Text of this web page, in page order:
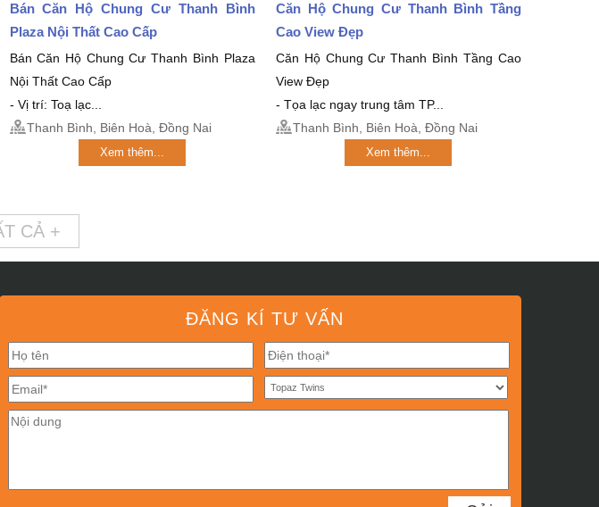
Bán Căn Hộ Chung Cư Thanh Bình
Plaza Nội Thất Cao Cấp
Bán Căn Hộ Chung Cư Thanh Bình Plaza
Nội Thất Cao Cấp
- Vị trí: Toạ lạc...
Thanh Bình, Biên Hoà, Đồng Nai
Xem thêm...
Căn Hộ Chung Cư Thanh Bình Tầng
Cao View Đẹp
Căn Hộ Chung Cư Thanh Bình Tầng Cao
View Đẹp
- Tọa lạc ngay trung tâm TP...
Thanh Bình, Biên Hoà, Đồng Nai
Xem thêm...
CẢ +
ĐĂNG KÍ TƯ VẤN